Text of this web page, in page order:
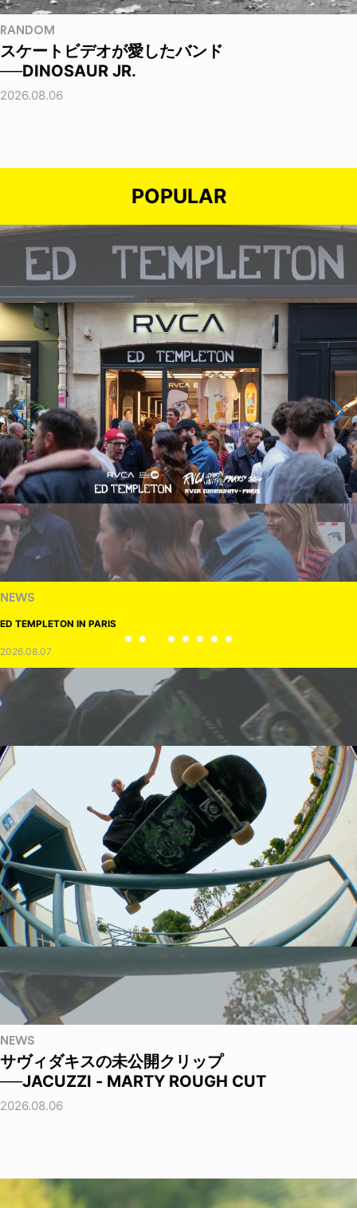
RANDOM
スケートビデオが愛したバンド
──DINOSAUR JR.
2026.08.06
POPULAR
NEWS
ED TEMPLETON IN PARIS
2026.08.07
NEWS
サヴィダキスの未公開クリップ
──JACUZZI - MARTY ROUGH CUT
2026.08.06